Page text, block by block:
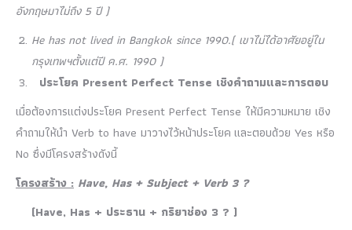
อังกฤษมาไม่ถึง 5 ปี )
He has not lived in Bangkok since 1990.( เขาไม่ได้อาศัยอยู่ใน
กรุงเทพฯตั้งแต่ปี ค.ศ. 1990 )
ประโยค Present Perfect Tense เชิงคำถามและการตอบ
เมื่อต้องการแต่งประโยค Present Perfect Tense ให้มีความหมาย เชิง
คำถามให้นำ Verb to have มาวางไว้หน้าประโยค และตอบด้วย Yes หรือ
No ซึ่งมีโครงสร้างดังนี้
โครงสร้าง : Have, Has + Subject + Verb 3 ?
(Have, Has + ประธาน + กริยาช่อง 3 ? )